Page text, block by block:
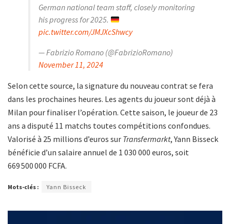
German national team staff, closely monitoring
his progress for 2025.
pic.twitter.com/JMJXcShwcy
— Fabrizio Romano (@FabrizioRomano)
November 11, 2024
Selon cette source, la signature du nouveau contrat se fera
dans les prochaines heures. Les agents du joueur sont déjà à
Milan pour finaliser l’opération. Cette saison, le joueur de 23
ans a disputé 11 matchs toutes compétitions confondues.
Valorisé à 25 millions d’euros sur Transfermarkt, Yann Bisseck
bénéficie d’un salaire annuel de 1 030 000 euros, soit
669 500 000 FCFA.
Mots-clés : Yann Bisseck